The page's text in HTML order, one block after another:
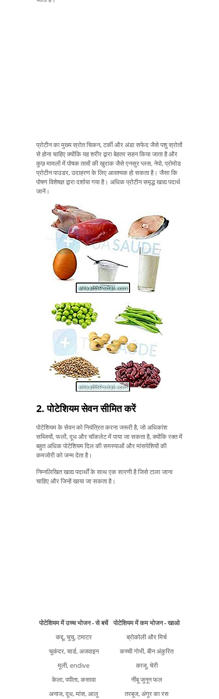
प्रोटीन का मुख्य स्रोत चिकन, टर्की और अंडा सफेद जैसे पशु स्रोतों
से होना चाहिए क्योंकि यह शरीर द्वारा बेहतर सहन किया जाता है और
कुछ मामलों में पोषक तत्वों की खुराक जैसे एनसुर प्लस, नेपो, प्रोमोड
प्रोटीन पाउडर, उदाहरण के लिए आवश्यक हो सकता है। जैसा कि
पोषण विशेषज्ञ द्वारा दर्शाया गया है। अधिक प्रोटीन समृद्ध खाद्य पदार्थ
जानें।
2. पोटेशियम सेवन सीमित करें
पोटेशियम के सेवन को नियंत्रित करना जरूरी है, जो अधिकांश
सब्जियों, फलों, दूध और चॉकलेट में पाया जा सकता है, क्योंकि रक्त में
बहुत अधिक पोटेशियम दिल की समस्याओं और मांसपेशियों की
कमजोरी को जन्म देता है।
निम्नलिखित खाद्य पदार्थों के साथ एक सारणी है जिसे टाला जाना
चाहिए और जिन्हें खाया जा सकता है।
पोटेशियम में उच्च भोजन - से बचें
पोटेशियम में कम भोजन - खाओ
कद्दू, चुचु, टमाटर
ब्रोकोली और मिर्च
चुकंदर, चार्ड, अजवाइन
कच्ची गोभी, बीन अंकुरित
मूली, endive
काजू, चेरी
केला, पपीता, कसावा
नींबू जुनून फल
अनाज, दूध, मांस, आलू
तरबूज, अंगूर का रस